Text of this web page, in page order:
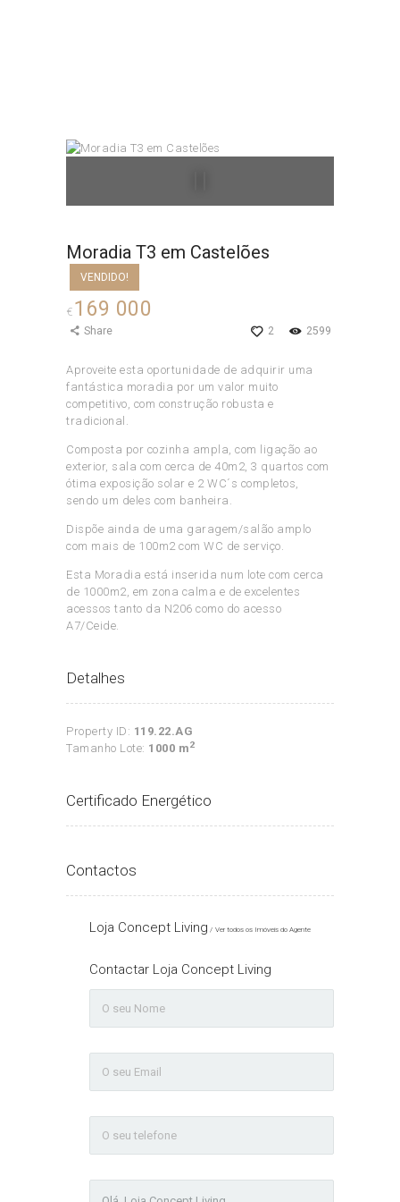
Moradia T3 em Castelões
VENDIDO!
€ 169 000
2599
2
Share
Aproveite esta oportunidade de adquirir uma
fantástica moradia por um valor muito
competitivo, com construção robusta e
tradicional.
Composta por cozinha ampla, com ligação ao
exterior, sala com cerca de 40m2, 3 quartos com
ótima exposição solar e 2 WC´s completos,
sendo um deles com banheira.
Dispõe ainda de uma garagem/salão amplo
com mais de 100m2 com WC de serviço.
Esta Moradia está inserida num lote com cerca
de 1000m2, em zona calma e de excelentes
acessos tanto da N206 como do acesso
A7/Ceide.
Detalhes
Property ID: 119.22.AG
Tamanho Lote: 1000 m2
Certificado Energético
Contactos
Loja Concept Living Ver todos os Imóveis do Agente
Contactar Loja Concept Living